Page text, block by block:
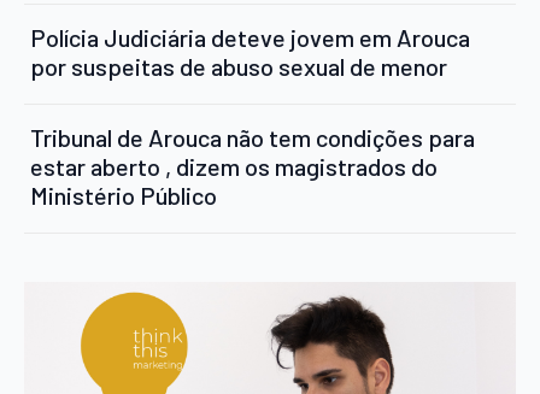
Polícia Judiciária deteve jovem em Arouca
por suspeitas de abuso sexual de menor
Tribunal de Arouca não tem condições para
estar aberto , dizem os magistrados do
Ministério Público